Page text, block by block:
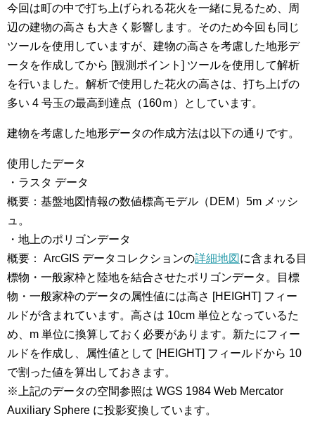
今回は町の中で打ち上げられる花火を一緒に見るため、周
辺の建物の高さも大きく影響します。そのため今回も同じ
ツールを使用していますが、建物の高さを考慮した地形デ
ータを作成してから [観測ポイント] ツールを使用して解析
を行いました。解析で使用した花火の高さは、打ち上げの
多い 4 号玉の最高到達点（160ｍ）としています。
建物を考慮した地形データの作成方法は以下の通りです。
使用したデータ
・ラスタ データ
概要：基盤地図情報の数値標高モデル（DEM）5m メッシ
ュ。
・地上のポリゴンデータ
概要： ArcGIS データコレクションの詳細地図 に含まれる目
標物・一般家枠と陸地を結合させたポリゴンデータ。目標
物・一般家枠のデータの属性値には高さ [HEIGHT] フィー
ルドが含まれています。高さは 10cm 単位となっているた
め、m 単位に換算しておく必要があります。新たにフィー
ルドを作成し、属性値として [HEIGHT] フィールドから 10
で割った値を算出しておきます。
※上記のデータの空間参照は WGS 1984 Web Mercator
Auxiliary Sphere に投影変換しています。